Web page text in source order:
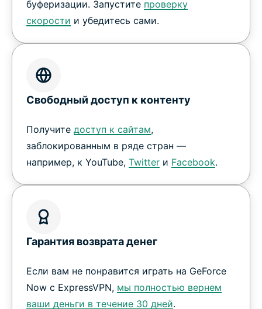
буферизации. Запустите проверку
скорости и убедитесь сами.
Свободный доступ к контенту
Получите доступ к сайтам,
заблокированным в ряде стран —
например, к YouTube, Twitter и Facebook.
Гарантия возврата денег
Если вам не понравится играть на GeForce
Now с ExpressVPN, мы полностью вернем
ваши деньги в течение 30 дней.